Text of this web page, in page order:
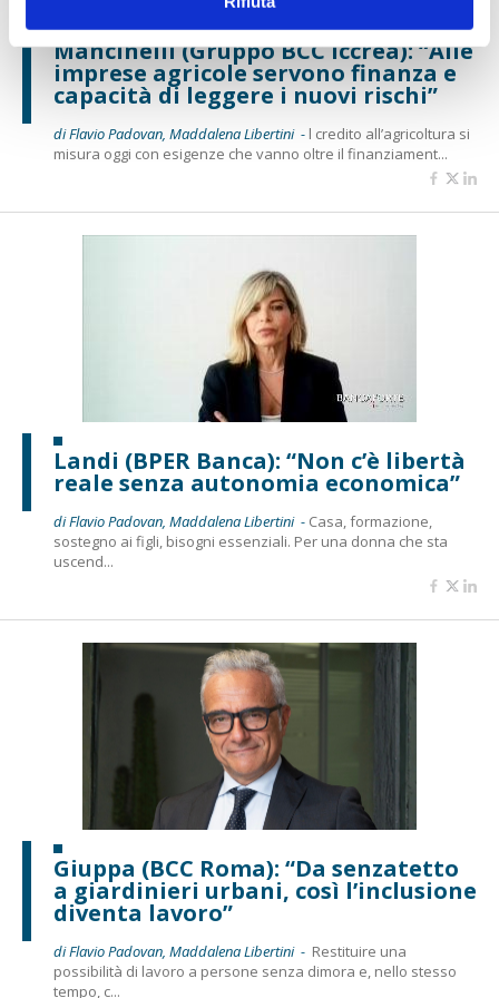
Mancinelli (Gruppo BCC Iccrea): “Alle
imprese agricole servono finanza e
capacità di leggere i nuovi rischi”
di Flavio Padovan, Maddalena Libertini - l credito all’agricoltura si
misura oggi con esigenze che vanno oltre il finanziament...
Landi (BPER Banca): “Non c’è libertà
reale senza autonomia economica”
di Flavio Padovan, Maddalena Libertini - Casa, formazione,
sostegno ai figli, bisogni essenziali. Per una donna che sta
uscend...
Giuppa (BCC Roma): “Da senzatetto
a giardinieri urbani, così l’inclusione
diventa lavoro”
di Flavio Padovan, Maddalena Libertini - Restituire una
possibilità di lavoro a persone senza dimora e, nello stesso
tempo, c...